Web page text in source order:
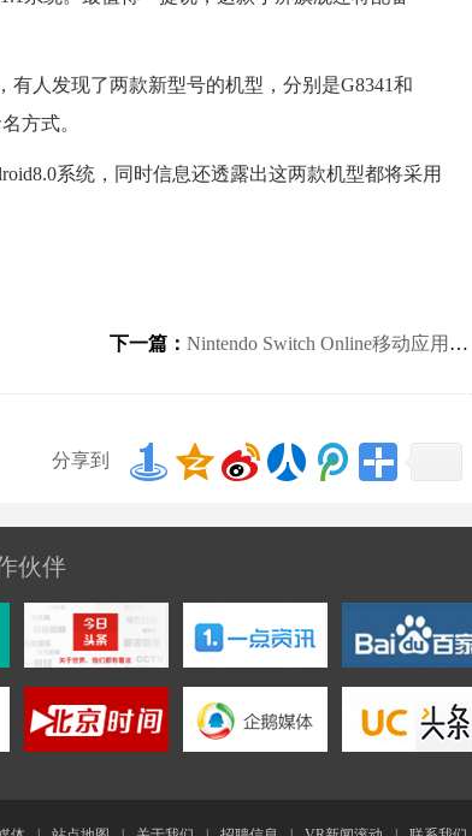
人发现了两款新型号的机型，分别是G8341和
方式。
系统，同时信息还透露出这两款机型都将采用
下一篇： Nintendo Switch Online移动应用偷跑
分享到
伙伴